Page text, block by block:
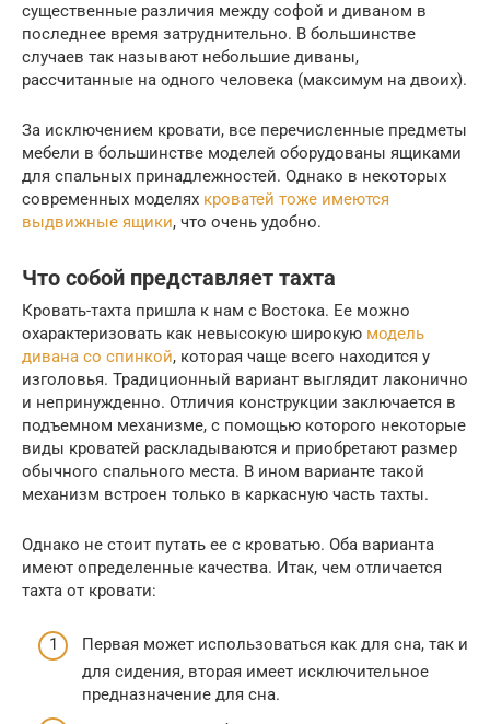
существенные различия между софой и диваном в
последнее время затруднительно. В большинстве
случаев так называют небольшие диваны,
рассчитанные на одного человека (максимум на двоих).
За исключением кровати, все перечисленные предметы
мебели в большинстве моделей оборудованы ящиками
для спальных принадлежностей. Однако в некоторых
современных моделях кроватей тоже имеются
выдвижные ящики, что очень удобно.
Что собой представляет тахта
Кровать-тахта пришла к нам с Востока. Ее можно
охарактеризовать как невысокую широкую модель
дивана со спинкой, которая чаще всего находится у
изголовья. Традиционный вариант выглядит лаконично
и непринужденно. Отличия конструкции заключается в
подъемном механизме, с помощью которого некоторые
виды кроватей раскладываются и приобретают размер
обычного спального места. В ином варианте такой
механизм встроен только в каркасную часть тахты.
Однако не стоит путать ее с кроватью. Оба варианта
имеют определенные качества. Итак, чем отличается
тахта от кровати:
Первая может использоваться как для сна, так и
для сидения, вторая имеет исключительное
предназначение для сна.